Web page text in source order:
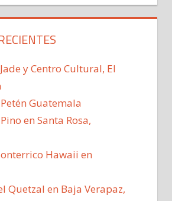
y Centro Cultural, El
Guatemala
en Santa Rosa,
Hawaii en
Quetzal en Baja Verapaz,